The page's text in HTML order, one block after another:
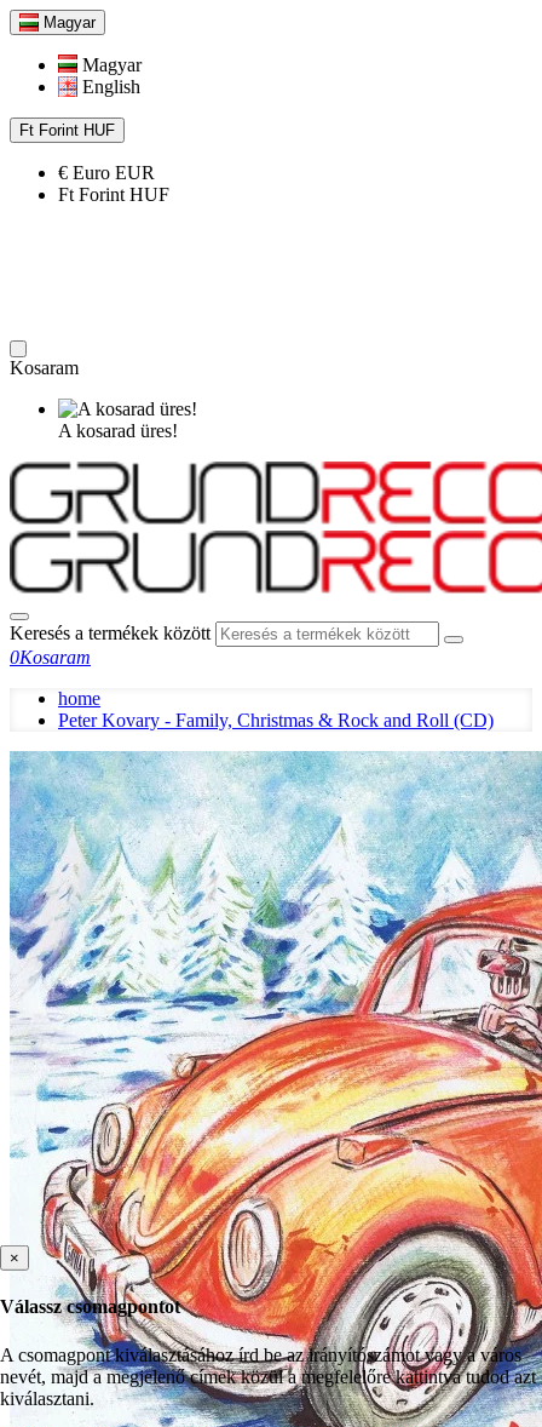
Magyar
Magyar
English
Ft Forint HUF
€ Euro EUR
Ft Forint HUF
Kosaram
A kosarad üres!
Keresés a termékek között
0Kosaram
home
Peter Kovary - Family, Christmas & Rock and Roll (CD)
×
Válassz csomagpontot
A csomagpont kiválasztásához írd be az irányítószámot vagy a város
nevét, majd a megjelenő címek közül a megfelelőre kattintva tudod azt
kiválasztani.